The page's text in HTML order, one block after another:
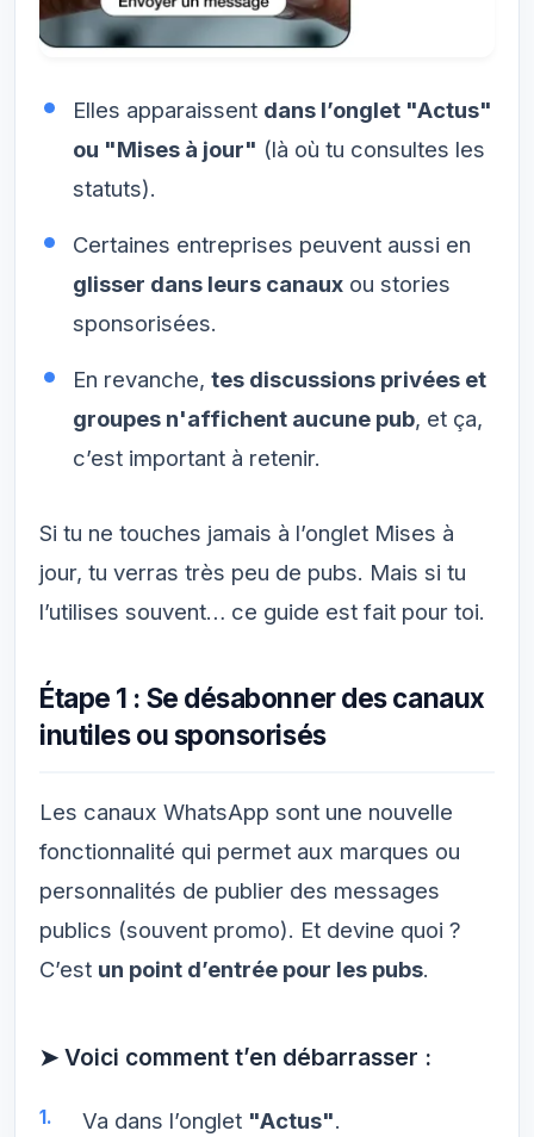
Elles apparaissent dans l’onglet "Actus"
ou "Mises à jour" (là où tu consultes les
statuts).
Certaines entreprises peuvent aussi en
glisser dans leurs canaux ou stories
sponsorisées.
En revanche, tes discussions privées et
groupes n'affichent aucune pub, et ça,
c’est important à retenir.
Si tu ne touches jamais à l’onglet Mises à
jour, tu verras très peu de pubs. Mais si tu
l’utilises souvent… ce guide est fait pour toi.
Étape 1 : Se désabonner des canaux
inutiles ou sponsorisés
Les canaux WhatsApp sont une nouvelle
fonctionnalité qui permet aux marques ou
personnalités de publier des messages
publics (souvent promo). Et devine quoi ?
C’est un point d’entrée pour les pubs.
➤ Voici comment t’en débarrasser :
Va dans l’onglet "Actus".